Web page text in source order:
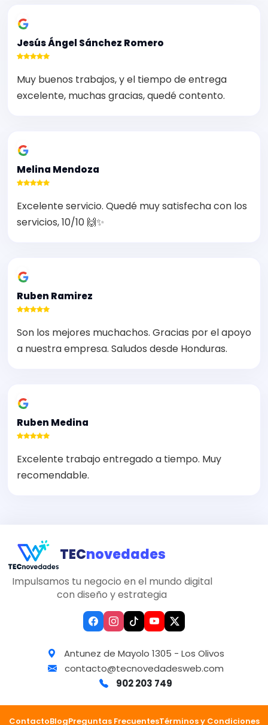
Jesús Ángel Sánchez Romero
Muy buenos trabajos, y el tiempo de entrega
excelente, muchas gracias, quedé contento.
Melina Mendoza
Excelente servicio. Quedé muy satisfecha con los
servicios, 10/10 🙌✨
Ruben Ramirez
Son los mejores muchachos. Gracias por el apoyo
a nuestra empresa. Saludos desde Honduras.
Ruben Medina
Excelente trabajo entregado a tiempo. Muy
recomendable.
TECnovedades
Impulsamos tu negocio en el mundo digital
con diseño y estrategia
Antunez de Mayolo 1305 - Los Olivos
contacto@tecnovedadesweb.com
902 203 749
ContactoBlogPreguntas FrecuentesTérminos y Condiciones